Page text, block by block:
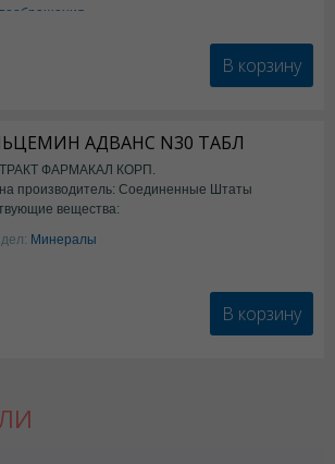
В корзину
АДВАНС N30 ТАБЛ
ФАРМАКАЛ КОРП.
производитель: Соединенные Штаты
вещества:
Минералы
В корзину